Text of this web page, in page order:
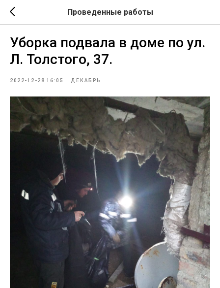
Проведенные работы
Уборка подвала в доме по ул.
Л. Толстого, 37.
2022-12-28 16:05 ДЕКАБРЬ